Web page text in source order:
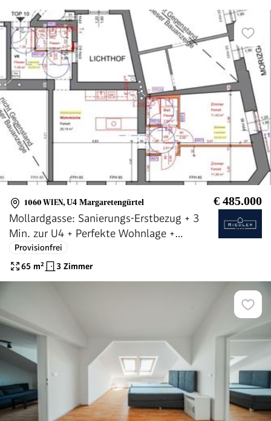
1060 WIEN, U4 Margaretengürtel € 485.000
Mollardgasse: Sanierungs-Erstbezug + 3
Min. zur U4 + Perfekte Wohnlage +
Süd-/Ost-Ausrichtung + Klima
(Sonderwunsch)
Provisionfrei
65 m² 3 Zimmer